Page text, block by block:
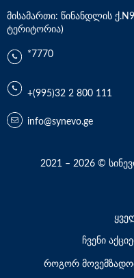
მისამართი: წინანდლის
ტერიტორია)
*7770
+(995)32 2 800 111
info@synevo.ge
2021 – 2026 ©
ჩვენი
როგორ